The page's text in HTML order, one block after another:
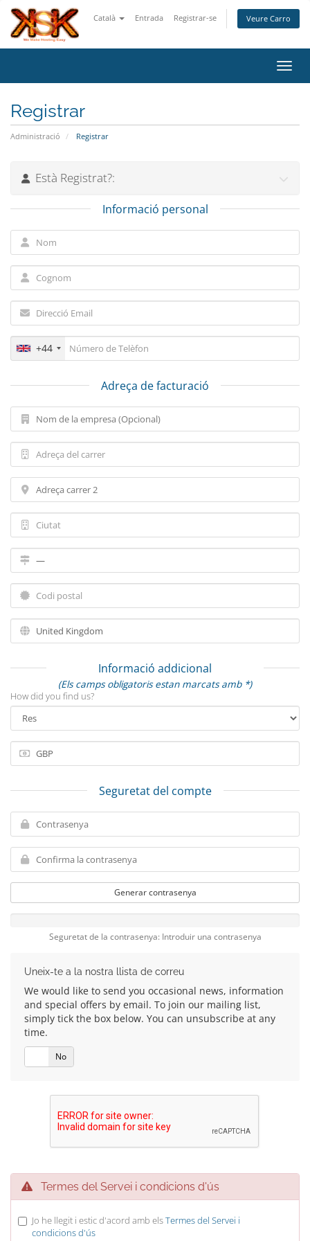
Català Entrada Registrar-se Veure Carro
Registrar
Administració Registrar
Està Registrat?:
Informació personal
+44
Adreça de facturació
Informació addicional
(Els camps obligatoris estan marcats amb *)
How did you find us?
Seguretat del compte
Generar contrasenya
Seguretat de la contrasenya: Introduir una contrasenya
Uneix-te a la nostra llista de correu
We would like to send you occasional news, information
and special offers by email. To join our mailing list,
simply tick the box below. You can unsubscribe at any
time.
No
Termes del Servei i condicions d'ús
Jo he llegit i estic d'acord amb elsTermes del Servei i
condicions d'ús